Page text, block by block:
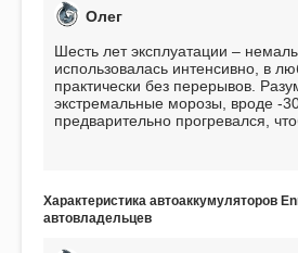
Олег
Шесть лет эксплуатации –
использовалась интенсивно, в
практически без перерывов.
экстремальные морозы, вроде -
предварительно прогревался,
использования не было ни
EFB 75. Судя по
превосходит предыдущую модель.
Характеристика автоаккумуляторов
автовладельцев